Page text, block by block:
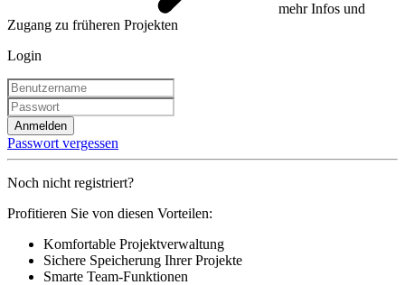
mehr Infos und
Zugang zu früheren Projekten
Login
Anmelden
Passwort vergessen
Noch nicht registriert?
Profitieren Sie von diesen Vorteilen:
Komfortable Projektverwaltung
Sichere Speicherung Ihrer Projekte
Smarte Team-Funktionen